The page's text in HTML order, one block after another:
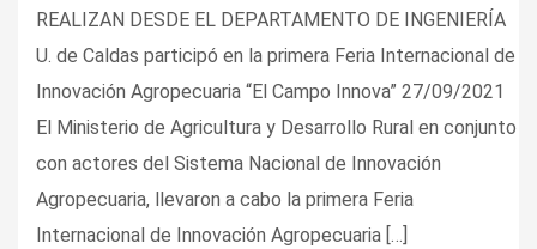
REALIZAN DESDE EL DEPARTAMENTO DE INGENIERÍA
U. de Caldas participó en la primera Feria Internacional de
Innovación Agropecuaria “El Campo Innova” 27/09/2021
El Ministerio de Agricultura y Desarrollo Rural en conjunto
con actores del Sistema Nacional de Innovación
Agropecuaria, llevaron a cabo la primera Feria
Internacional de Innovación Agropecuaria […]